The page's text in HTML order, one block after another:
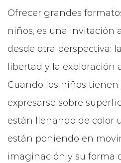
Ofrecer grandes
niños, es una invitación
desde otra perspectiva:
libertad y la exploración
Cuando los niños
expresarse sobre
están llenando de color
están poniendo en
imaginación y su forma